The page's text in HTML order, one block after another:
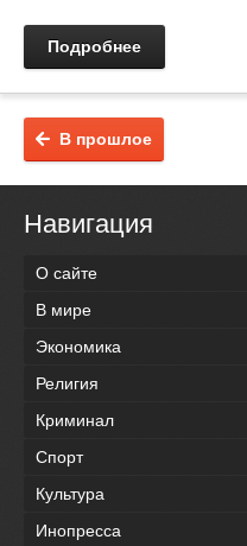
Подробнее
В прошлое
Навигация
О сайте
В мире
Экономика
Религия
Криминал
Спорт
Культура
Инопресса